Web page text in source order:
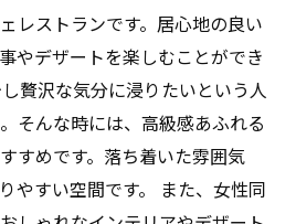
レストランです。居心地の良い
やデザートを楽しむことができ
贅沢な気分に浸りたいという人
そんな時には、高級感あふれる
すめです。落ち着いた雰囲気
やすい空間です。 また、女性同